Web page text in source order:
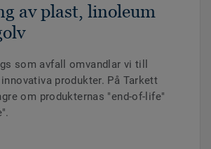
av plast, linoleum
som avfall omvandlar vi till
produkter. På Tarkett
om produkternas "end-of-life"